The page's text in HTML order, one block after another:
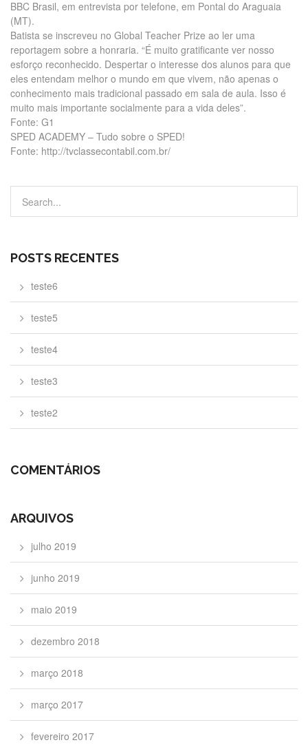
BBC Brasil, em entrevista por telefone, em Pontal do Araguaia
(MT).
Batista se inscreveu no Global Teacher Prize ao ler uma
reportagem sobre a honraria. “É muito gratificante ver nosso
esforço reconhecido. Despertar o interesse dos alunos para que
eles entendam melhor o mundo em que vivem, não apenas o
conhecimento mais tradicional passado em sala de aula. Isso é
muito mais importante socialmente para a vida deles”.
Fonte: G1
SPED ACADEMY – Tudo sobre o SPED!
Fonte: http://tvclassecontabil.com.br/
POSTS RECENTES
teste6
teste5
teste4
teste3
teste2
COMENTÁRIOS
ARQUIVOS
julho 2019
junho 2019
maio 2019
dezembro 2018
março 2018
março 2017
fevereiro 2017